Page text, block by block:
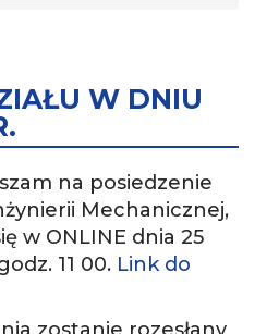
W DNIU
na posiedzenie
Mechanicznej,
w ONLINE dnia 25
11 00. Link do